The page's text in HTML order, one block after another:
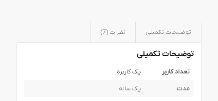
توضیحات تکمیلی نظرات (7)
توضیحات تکمیلی
تعداد کاربر یک کاربره
مدت یک ساله